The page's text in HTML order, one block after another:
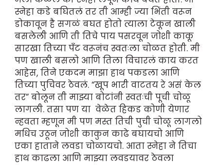
स्नेहा कडे बघितलं तर ती आम्ही ज्या भिंती वरून
डोकावून है सगळं बघत होतो त्याला टेकून खाली
बसलेली आणि ती तिचे पाय पसरवून जोशी काकू
सारखा तिच्या पँट वरूनंच स्वतःला चोळत होती. मी
पण खाली बसलो आणि तिला विचारलं काय करत
आहेस, तिने एकदम माझा हाथ पकडला आणि
तिच्या पुचिवर ठेवलं. “खूप भारी वाटतय रे असं केल
तर” बोलून ती माझ्या बोटांनी स्वतःची पूची चोळू
लागली. तसा पण या वेळेत हिकड कोणी येणार
न्हवता म्हणून मी पण मस्त तिची पुची चोळू लागलो
मधिच उठून जोशी काकुन काढे बघायचो आणि
एका हाताने लवडा चोळायचो. आता स्नेहा ने तिचा
हाथ काढला आणि माझ्या लवडयावर ठेवला